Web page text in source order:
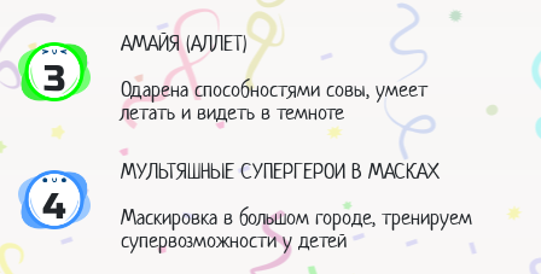
3
АМАЙЯ (АЛЛЕТ)
Одарена способностями совы, умеет
летать и видеть в темноте
4
МУЛЬТЯШНЫЕ СУПЕРГЕРОИ В МАСКАХ
Маскировка в большом городе, тренируем
супервозможности у детей